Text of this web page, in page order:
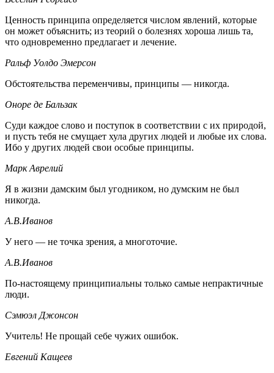
Ценность принципа определяется числом явлений, которые
он может объяснить; из теорий о болезнях хороша лишь та,
что одновременно предлагает и лечение.
Ральф Уолдо Эмерсон
Обстоятельства переменчивы, принципы — никогда.
Оноре де Бальзак
Суди каждое слово и поступок в соответствии с их природой,
и пусть тебя не смущает хула других людей и любые их слова.
Ибо у других людей свои особые принципы.
Марк Аврелий
Я в жизни дамским был угодником, но думским не был
никогда.
А.В.Иванов
У него — не точка зрения, а многоточие.
А.В.Иванов
По-настоящему принципиальны только самые непрактичные
люди.
Сэмюэл Джонсон
Учитель! Не прощай себе чужих ошибок.
Евгений Кащеев